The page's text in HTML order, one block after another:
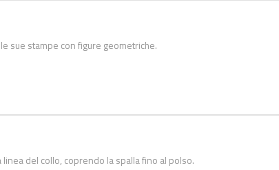
sue stampe con figure geometriche.
del collo, coprendo la spalla fino al polso.